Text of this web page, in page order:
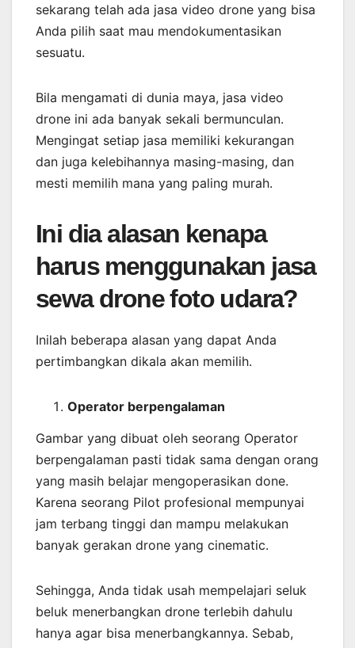
sekarang telah ada jasa video drone yang bisa
Anda pilih saat mau mendokumentasikan
sesuatu.
Bila mengamati di dunia maya, jasa video
drone ini ada banyak sekali bermunculan.
Mengingat setiap jasa memiliki kekurangan
dan juga kelebihannya masing-masing, dan
mesti memilih mana yang paling murah.
Ini dia alasan kenapa
harus menggunakan jasa
sewa drone foto udara?
Inilah beberapa alasan yang dapat Anda
pertimbangkan dikala akan memilih.
Operator berpengalaman
Gambar yang dibuat oleh seorang Operator
berpengalaman pasti tidak sama dengan orang
yang masih belajar mengoperasikan done.
Karena seorang Pilot profesional mempunyai
jam terbang tinggi dan mampu melakukan
banyak gerakan drone yang cinematic.
Sehingga, Anda tidak usah mempelajari seluk
beluk menerbangkan drone terlebih dahulu
hanya agar bisa menerbangkannya. Sebab,